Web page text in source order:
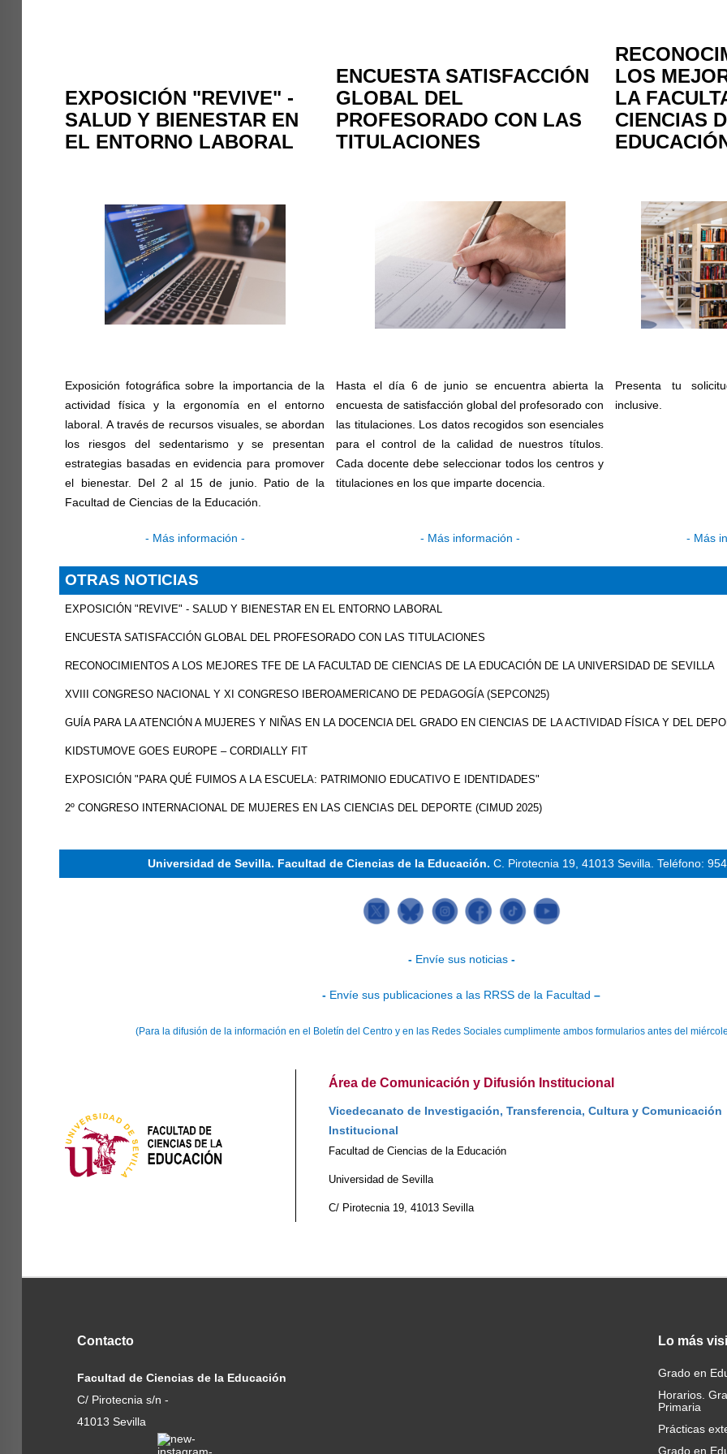
EXPOSICIÓN "REVIVE" -
SALUD Y BIENESTAR EN
EL ENTORNO LABORAL
ENCUESTA SATISFACCIÓN
GLOBAL DEL
PROFESORADO CON LAS
TITULACIONES
LOS
LA
CIENCIAS
Exposición fotográfica sobre la importancia de la
actividad física y la ergonomía en el entorno
laboral. A través de recursos visuales, se abordan
los riesgos del sedentarismo y se presentan
estrategias basadas en evidencia para promover
el bienestar. Del 2 al 15 de junio. Patio de la
Facultad de Ciencias de la Educación.
Hasta el día 6 de junio se encuentra abierta la
encuesta de satisfacción global del profesorado con
las titulaciones. Los datos recogidos son esenciales
para el control de la calidad de nuestros títulos.
Cada docente debe seleccionar todos los centros y
titulaciones en los que imparte docencia.
Presenta tu
inclusive.
- Más información - - Más información - - Más
OTRAS NOTICIAS
EXPOSICIÓN "REVIVE" - SALUD Y BIENESTAR EN EL ENTORNO LABORAL
ENCUESTA SATISFACCIÓN GLOBAL DEL PROFESORADO CON LAS TITULACIONES
RECONOCIMIENTOS A LOS MEJORES TFE DE LA FACULTAD DE CIENCIAS DE LA EDUCACIÓN DE LA UNIVERSIDAD DE SEVILLA
XVIII CONGRESO NACIONAL Y XI CONGRESO IBEROAMERICANO DE PEDAGOGÍA (SEPCON25)
GUÍA PARA LA ATENCIÓN A MUJERES Y NIÑAS EN LA DOCENCIA DEL GRADO EN CIENCIAS DE LA ACTIVIDAD FÍSICA Y DEL
KIDSTUMOVE GOES EUROPE – CORDIALLY FIT
EXPOSICIÓN "PARA QUÉ FUIMOS A LA ESCUELA: PATRIMONIO EDUCATIVO E IDENTIDADES"
2º CONGRESO INTERNACIONAL DE MUJERES EN LAS CIENCIAS DEL DEPORTE (CIMUD 2025)
Universidad de Sevilla. Facultad de Ciencias de la Educación. C. Pirotecnia 19, 41013 Sevilla. Teléfono: 954
- Envíe sus noticias-
- Envíe sus publicaciones a las RRSS de la Facultad –
(Para la difusión de la información en el Boletín del Centro y en las Redes Sociales cumplimente ambos formularios antes del
Área de Comunicación y Difusión Institucional
Vicedecanato de Investigación, Transferencia, Cultura y Comunicación
Institucional
Facultad de Ciencias de la Educación
Universidad de Sevilla
C/ Pirotecnia 19, 41013 Sevilla
Contacto
Facultad de Ciencias de la Educación
C/ Pirotecnia s/n -
41013 Sevilla
Lo más
Grado en
Horarios.
Primaria
Prácticas
Grado en